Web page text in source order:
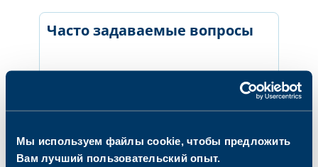
Мы используем файлы cookie, чтобы предложить
Вам лучший пользовательский опыт.
Часто задаваемые вопросы